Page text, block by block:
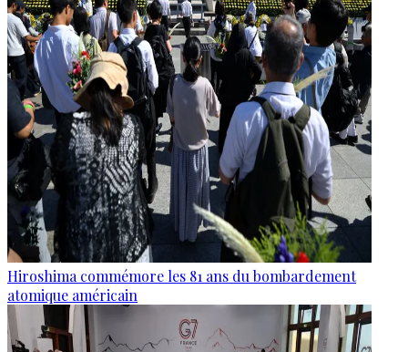
Hiroshima commémore les 81 ans du bombardement
atomique américain